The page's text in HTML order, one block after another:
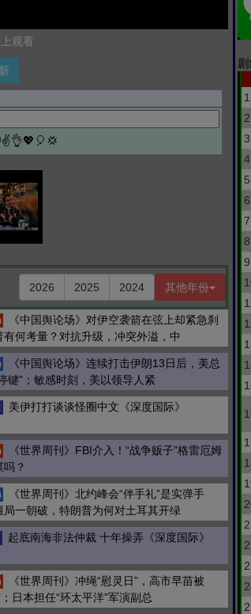
观看
2026 2025 2024 其他年份
《中国舆论场》对伊空袭箭在弦上却紧急刹
有何考量？对抗升级，冲突外溢，中
《中国舆论场》连续打击伊朗13日后，美总
键”；敏感时刻，美以领导人紧
美伊打打谈谈怪圈中文《深度国际》
《世界周刊》FBI介入！“战争贩子”格雷厄姆
？
《世界周刊》北约峰会“伴手礼”是实弹手
局一朝破，特朗普为何对土耳其开绿
起底南海非法仲裁 十年操弄《深度国际》
《世界周刊》冲绳“慰灵日”，高市早苗被
日本担任“环太平洋”军演副总
1
2
3
4
5
6
7
8
9